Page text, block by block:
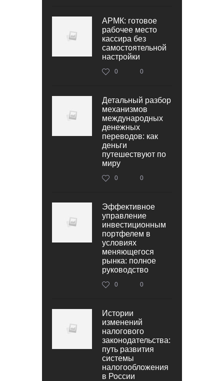
АРМК: готовое
рабочее место
кассира без
самостоятельной
настройки
0 0
Детальный разбор
механизмов
международных
денежных
переводов: как
деньги
путешествуют по
миру
0 0
Эффективное
управление
инвестиционным
портфелем в
условиях
меняющегося
рынка: полное
руководство
0 0
Истории
изменений
налогового
законодательства:
путь развития
системы
налогообложения
в России